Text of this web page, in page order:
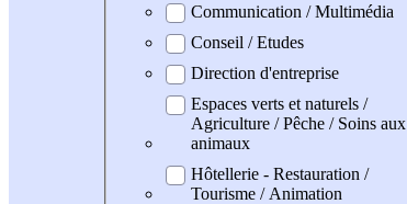
Communication / Multimédia
Conseil / Etudes
Direction d'entreprise
Espaces verts et naturels /
Agriculture / Pêche / Soins aux
animaux
Hôtellerie - Restauration /
Tourisme / Animation